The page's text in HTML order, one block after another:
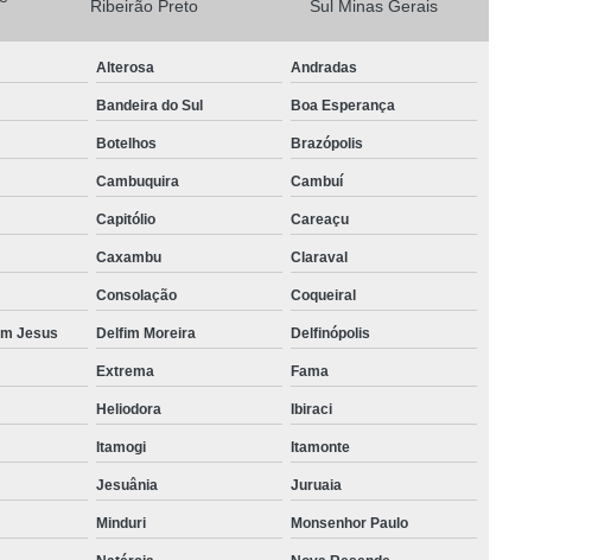
Camisa Social Manga Longa
Camisa Social Manga Longa Preta
Lisa
Camisa Social Masculina Preta Manga Longa
Camisa a Rigor Social Masculina
Camisa Social Branca Masculina
Camisa Social Jeans Masculina
Camisa Social Masculina a Rigor
Camisa Manga Longa Social Masculina Preço
Camisa Social Branca Masculina Preço
Preço
Camisa Social Jeans Masculina Preço
Ribeirão Preto Sul Minas Gerais
Alterosa Andradas
Bandeira do Sul Boa Esperança
Botelhos Brazópolis
Cambuquira Cambuí
Capitólio Careaçu
Caxambu Claraval
Consolação Coqueiral
Jesus Delfim Moreira Delfinópolis
Extrema Fama
Heliodora Ibiraci
Itamogi Itamonte
Jesuânia Juruaia
Minduri Monsenhor Paulo